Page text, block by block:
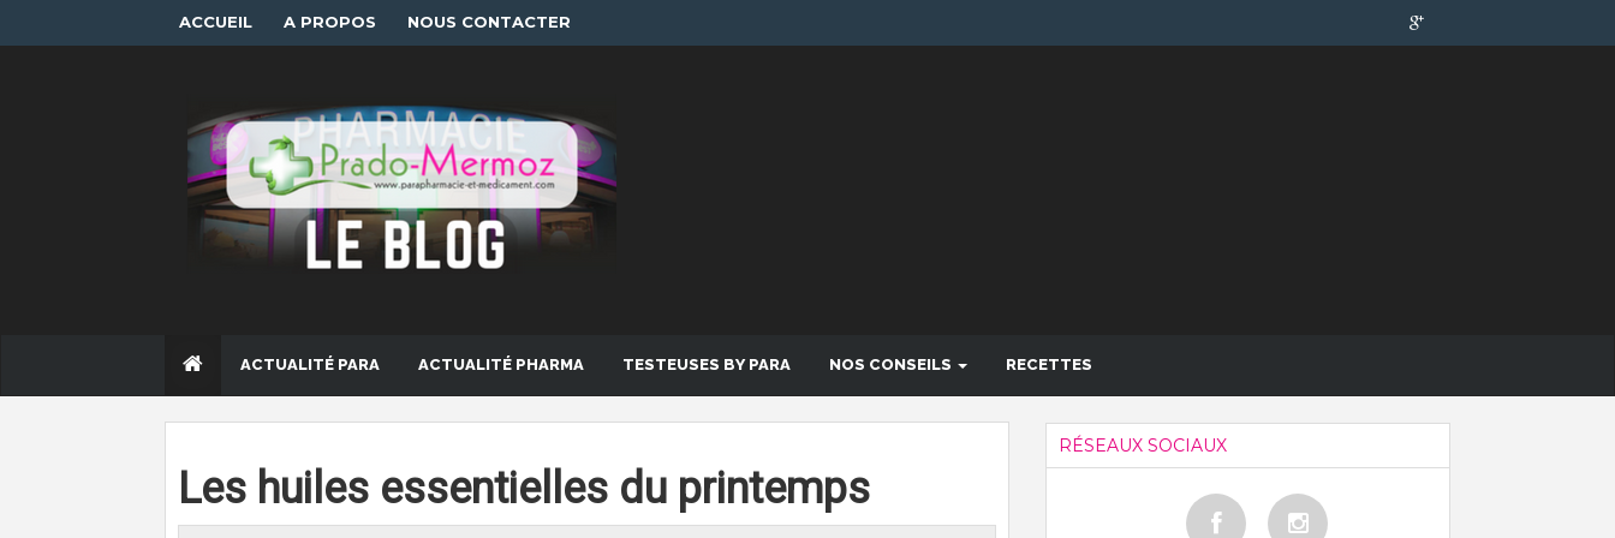
ACCUEIL A PROPOS NOUS CONTACTER
ACTUALITÉ PARA ACTUALITÉ PHARMA TESTEUSES BY PARA NOS CONSEILS RECETTES
Les huiles essentielles du printemps
RÉSEAUX SOCIAUX